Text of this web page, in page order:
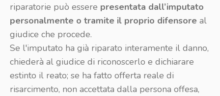
riparatorie può essere presentata dall’imputato
personalmente o tramite il proprio difensore al
giudice che procede.
Se l'imputato ha già riparato interamente il danno,
chiederà al giudice di riconoscerlo e dichiarare
estinto il reato; se ha fatto offerta reale di
risarcimento, non accettata dalla persona offesa,